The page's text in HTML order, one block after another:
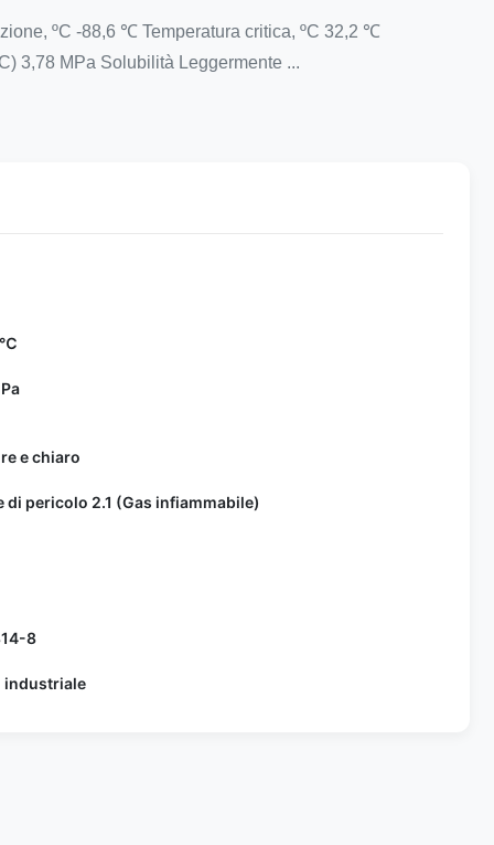
ºC -88,6 ℃ Temperatura critica, ºC 32,2 ℃
3,78 MPa Solubilità Leggermente ...
℃
e chiaro
di pericolo 2.1 (Gas infiammabile)
8
industriale